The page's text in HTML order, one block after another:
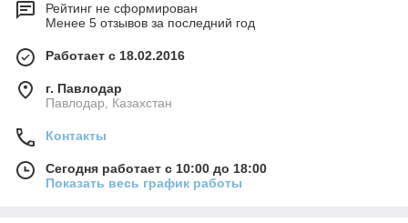
Рейтинг не сформирован
Менее 5 отзывов за последний год
Работает с 18.02.2016
г. Павлодар
Павлодар, Казахстан
Контакты
Сегодня работает с 10:00 до 18:00
Показать весь график работы